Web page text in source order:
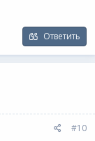
Ответить
#10